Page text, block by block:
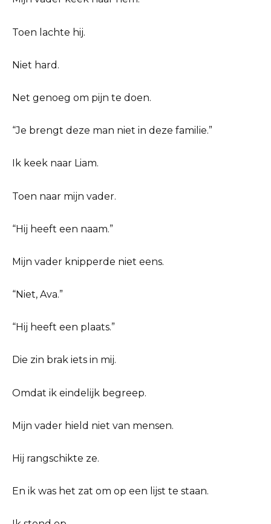
Toen lachte hij.
Niet hard.
Net genoeg om pijn te doen.
“Je brengt deze man niet in deze familie.”
Ik keek naar Liam.
Toen naar mijn vader.
“Hij heeft een naam.”
Mijn vader knipperde niet eens.
“Niet, Ava.”
“Hij heeft een plaats.”
Die zin brak iets in mij.
Omdat ik eindelijk begreep.
Mijn vader hield niet van mensen.
Hij rangschikte ze.
En ik was het zat om op een lijst te staan.